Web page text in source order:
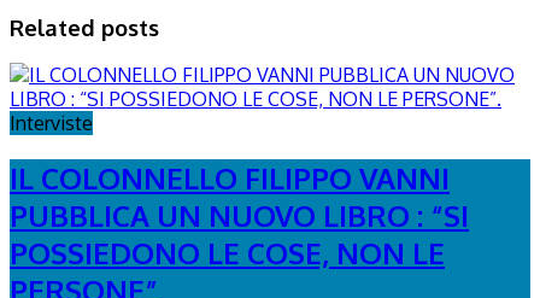
Related posts
Interviste
IL COLONNELLO FILIPPO VANNI
PUBBLICA UN NUOVO LIBRO : “SI
POSSIEDONO LE COSE, NON LE
PERSONE”.